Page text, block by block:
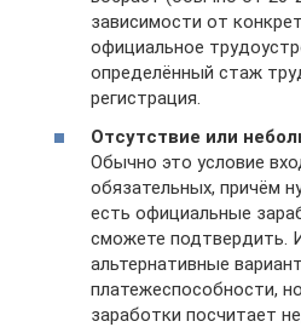
зависимости от
официальное
определённый стаж
регистрация.
Отсутствие или
Обычно это условие
обязательных, причём
есть официальные
сможете подтвердить.
альтернативные
платежеспособности,
заработки посчитает